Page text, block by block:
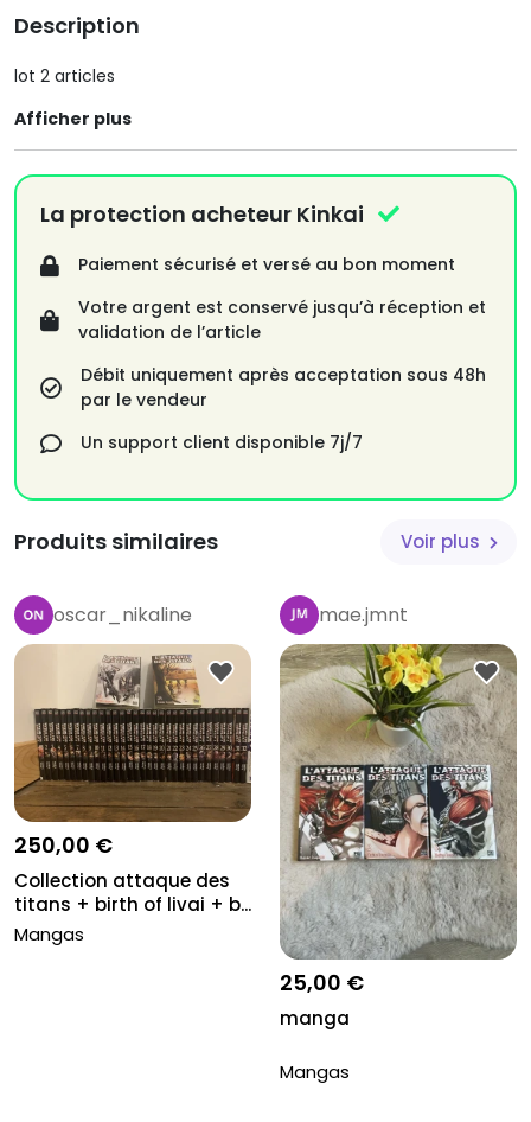
Description
lot 2 articles
Afficher plus
La protection acheteur Kinkai
Paiement sécurisé et versé au bon moment
Votre argent est conservé jusqu’à réception et
validation de l’article
Débit uniquement après acceptation sous 48h
par le vendeur
Un support client disponible 7j/7
Produits similaires Voir plus
oscar_nikaline
250,00 €
Collection attaque des
titans + birth of livai + b...
Mangas
mae.jmnt
25,00 €
manga
Mangas